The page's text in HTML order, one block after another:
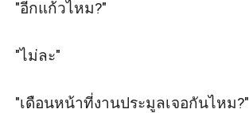
"อีกแก้วไหม?"
"ไม่ละ"
"เดือนหน้าที่งานประมูลเจอกันไหม?"